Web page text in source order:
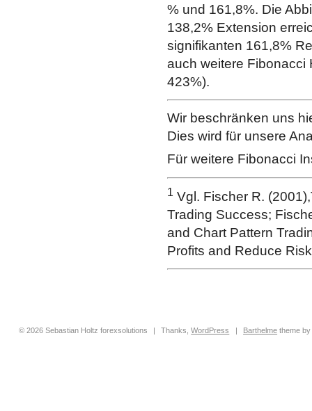
% und 161,8%. Die
138,2% Extension
signifikanten 161,8%
auch weitere Fibonacci
423%).
Wir beschränken uns
Dies wird für unsere
Für weitere Fibonacci
1 Vgl. Fischer R.
Trading Success;
and Chart Pattern
Profits and Reduce Risk
© 2026 Sebastian Holtz forexsolutions | Thanks,WordPress | Barthelme theme